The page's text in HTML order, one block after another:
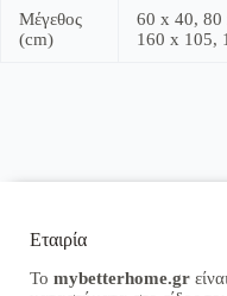
Μέγεθος
(cm)
60 x 40, 80
160 x 105,
Εταιρία
Το mybetterhome.gr